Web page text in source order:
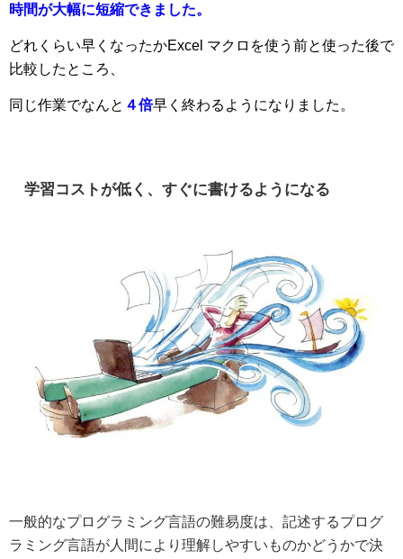
時間が大幅に短縮できました。
どれくらい早くなったかExcel マクロを使う前と使った後で
比較したところ、
同じ作業でなんと ４倍早く終わるようになりました。
学習コストが低く、すぐに書けるようになる
一般的なプログラミング言語の難易度は、記述するプログ
ラミング言語が人間により理解しやすいものかどうかで決